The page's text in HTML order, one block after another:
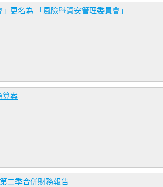
更名為 「風險暨資安管理委員會」
算案
二季合併財務報告